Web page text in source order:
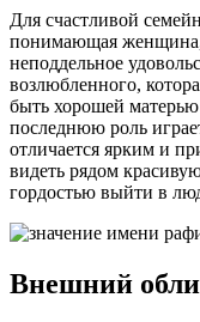
Для счастливой
понимающая женщина,
неподдельное
возлюбленного,
быть хорошей
последнюю роль
отличается ярким и
видеть рядом
гордостью выйти в
Внешний